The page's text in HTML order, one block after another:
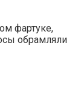
фартуке,
обрамляли